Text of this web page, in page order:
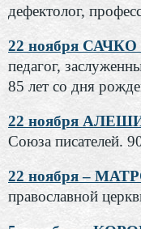
дефектолог,
22 ноября
педагог,
85 лет со дня
22 ноября
Союза писателей.
22 ноября –
православной